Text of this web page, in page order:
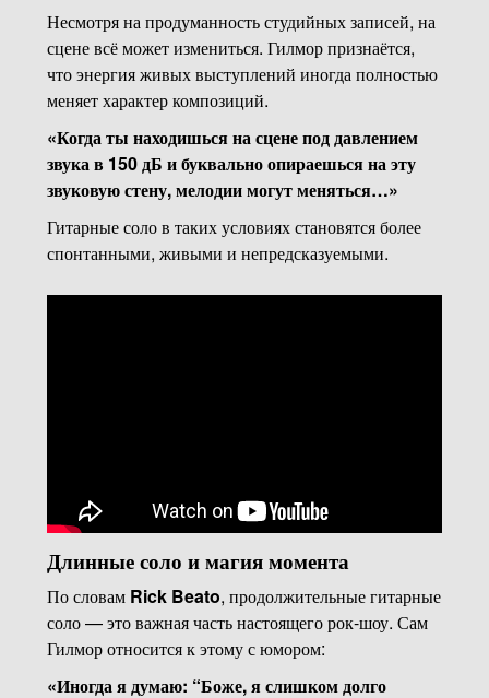
Несмотря на продуманность студийных записей, на
сцене всё может измениться. Гилмор признаётся,
что энергия живых выступлений иногда полностью
меняет характер композиций.
«Когда ты находишься на сцене под давлением
звука в 150 дБ и буквально опираешься на эту
звуковую стену, мелодии могут меняться…»
Гитарные соло в таких условиях становятся более
спонтанными, живыми и непредсказуемыми.
Длинные соло и магия момента
По словам Rick Beato, продолжительные гитарные
соло — это важная часть настоящего рок-шоу. Сам
Гилмор относится к этому с юмором:
«Иногда я думаю: “Боже, я слишком долго